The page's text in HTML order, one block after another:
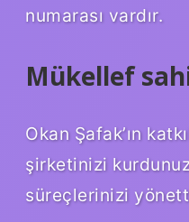
numarası vardır.
Mükellef
Okan Şafak’ın
şirketinizi
süreçlerinizi